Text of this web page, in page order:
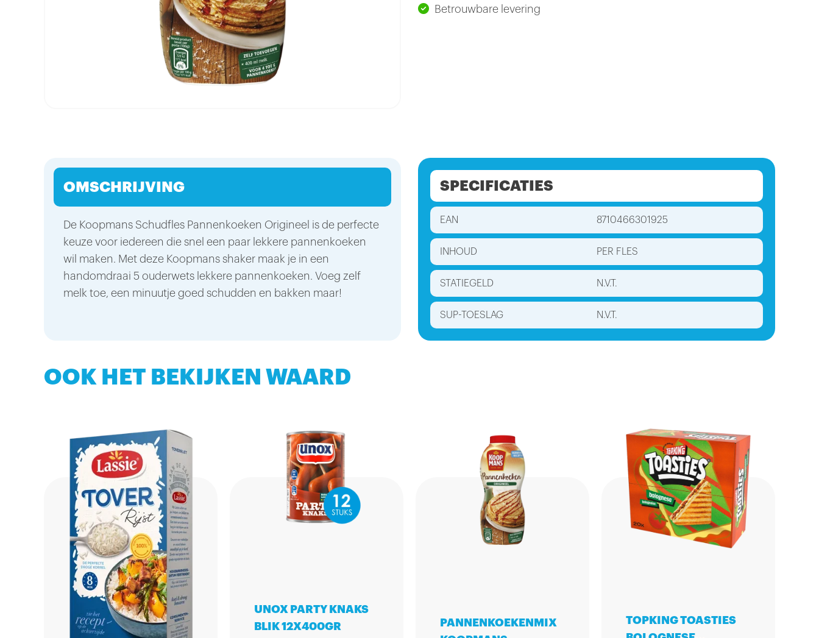
Betrouwbare levering
OMSCHRIJVING
De Koopmans Schudfles Pannenkoeken Origineel is de perfecte
keuze voor iedereen die snel een paar lekkere pannenkoeken
wil maken. Met deze Koopmans shaker maak je in een
handomdraai 5 ouderwets lekkere pannenkoeken. Voeg zelf
melk toe, een minuutje goed schudden en bakken maar!
SPECIFICATIES
EAN 8710466301925
INHOUD PER FLES
STATIEGELD N.V.T.
SUP-TOESLAG N.V.T.
OOK HET BEKIJKEN WAARD
UNOX PARTY KNAKS
BLIK 12X400GR
PANNENKOEKENMIX
TOPKING TOASTIES